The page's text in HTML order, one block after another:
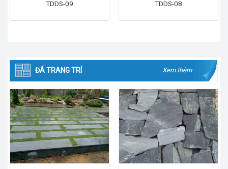
TDDS-09
TDDS-08
ĐÁ TRANG TRÍ Xem thêm